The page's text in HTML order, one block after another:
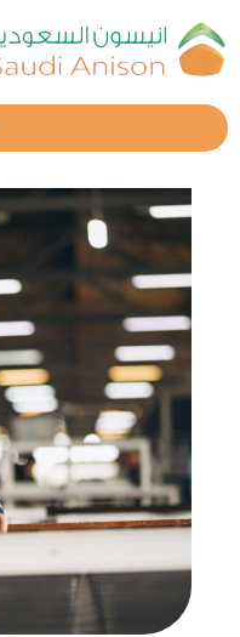
إلى
المحتوى